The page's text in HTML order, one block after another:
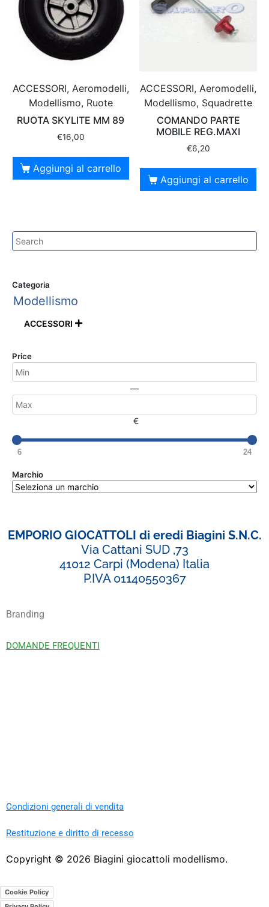
ACCESSORI, Aeromodelli,
Modellismo, Ruote
RUOTA SKYLITE MM 89
€16,00
Aggiungi al carrello
ACCESSORI, Aeromodelli,
Modellismo, Squadrette
COMANDO PARTE
MOBILE REG.MAXI
€6,20
Aggiungi al carrello
Categoria
Modellismo
ACCESSORI 
Price
—
€
6 24
Marchio
EMPORIO GIOCATTOLI di eredi Biagini S.N.C.
Via Cattani SUD ,73
41012 Carpi (Modena) Italia
P.IVA 01140550367
Branding
DOMANDE FREQUENTI
Condizioni generali di vendita
Restituzione e diritto di recesso
Copyright © 2026 Biagini giocattoli modellismo.
Cookie Policy